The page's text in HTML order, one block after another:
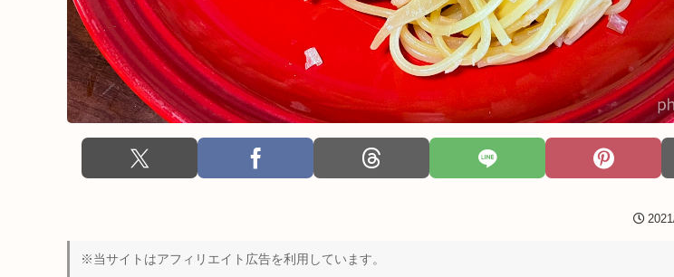
※当サイトはアフィリエイト広告を利用しています。